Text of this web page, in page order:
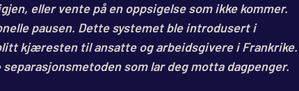
eller vente på en oppsigelse som ikke kommer.
pausen. Dette systemet ble introdusert i
kjæresten til ansatte og arbeidsgivere i Frankrike.
som lar deg motta dagpenger.